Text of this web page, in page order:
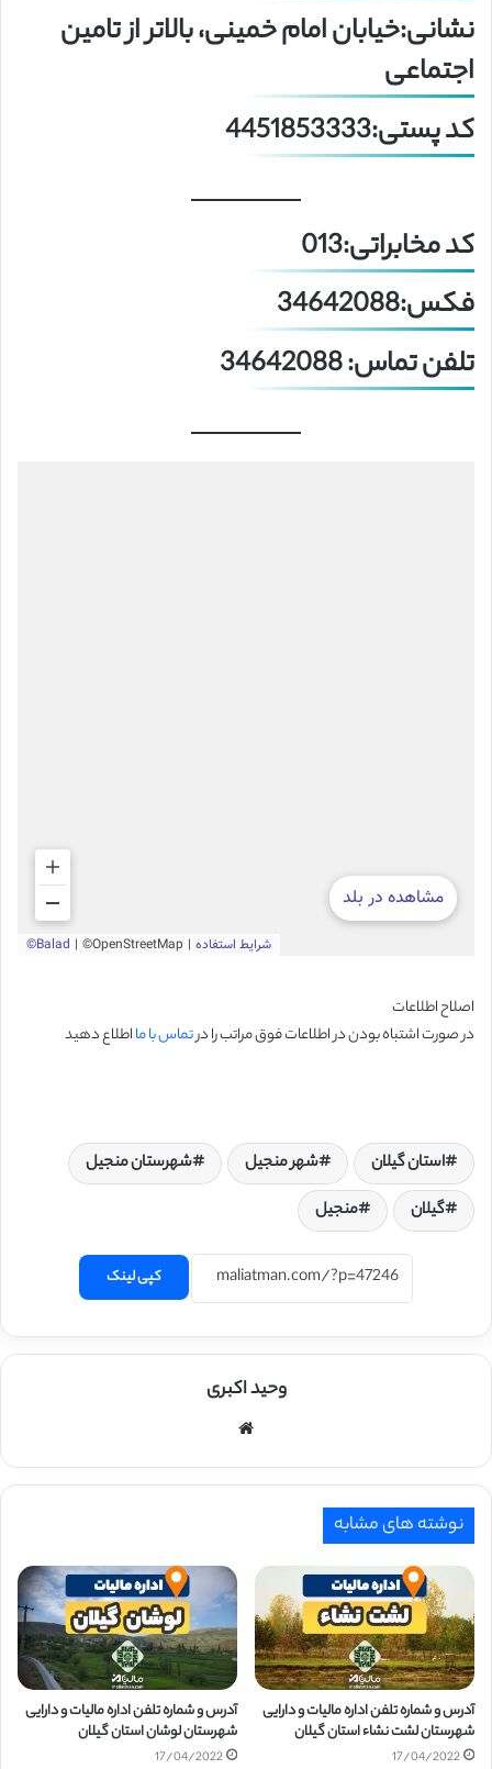
نشانی:خیابان امام خمینی، بالاتر از تامین
اجتماعی
کد پستی:4451853333
کد مخابراتی:013
فکس:34642088
تلفن تماس: 34642088
اصلاح اطلاعات
در صورت اشتباه بودن در اطلاعات فوق مراتب را درتماس با مااطلاع دهید
استان گیلان شهر منجیل
شهرستان منجیل
گیلان
منجیل
کپی لینک
وحید اکبری
نوشته های مشابه
آدرس و شماره تلفن اداره مالیات و دارایی
شهرستان لشت نشاء استان گیلان
17/04/2022
آدرس و شماره تلفن اداره مالیات و دارایی
شهرستان لوشان استان گیلان
17/04/2022